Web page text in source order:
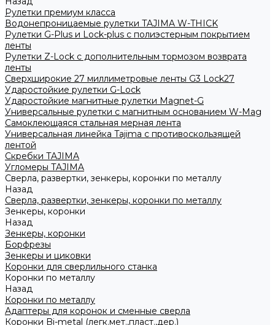
Рулетки премиум класса
Водонепроницаемые рулетки TAJIMA W-THICK
Рулетки G-Plus и Lock-plus с полиэстерным покрытием
ленты
Рулетки Z-Lock с дополнительным тормозом возврата
ленты
Сверхширокие 27 миллиметровые ленты G3 Lock27
Ударостойкие рулетки G-Lock
Ударостойкие магнитные рулетки Magnet-G
Универсальные рулетки с магнитным основанием W-Mag
Самоклеющаяся стальная мерная лента
Универсальная линейка Tajima с противоскользящей
лентой
Скребки TAJIMA
Угломеры TAJIMA
Сверла, развертки, зенкеры, коронки по металлу
Назад
Сверла, развертки, зенкеры, коронки по металлу
Зенкеры, коронки
Назад
Зенкеры, коронки
Борфрезы
Зенкеры и циковки
Коронки для сверлильного станка
Коронки по металлу
Назад
Коронки по металлу
Адаптеры для коронок и сменные сверла
Коронки Bi-metal (легк.мет.,пласт.,дер.)